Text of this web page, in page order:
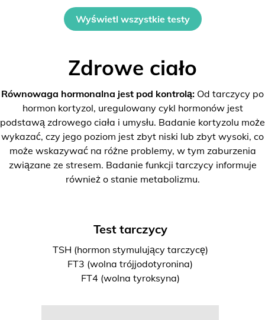
Wyświetl wszystkie testy
Zdrowe ciało
Równowaga hormonalna jest pod kontrolą: Od tarczycy po
hormon kortyzol, uregulowany cykl hormonów jest
podstawą zdrowego ciała i umysłu. Badanie kortyzolu może
wykazać, czy jego poziom jest zbyt niski lub zbyt wysoki, co
może wskazywać na różne problemy, w tym zaburzenia
związane ze stresem. Badanie funkcji tarczycy informuje
również o stanie metabolizmu.
Test tarczycy
TSH (hormon stymulujący tarczycę)
FT3 (wolna trójjodotyronina)
FT4 (wolna tyroksyna)